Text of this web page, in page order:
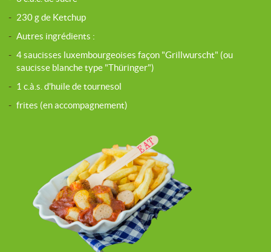
- 230 g de Ketchup
- Autres ingrédients :
- 4 saucisses luxembourgeoises façon "Grillwurscht" (ou
saucisse blanche type "Thüringer")
- 1 c.à.s. d'huile de tournesol
- frites (en accompagnement)